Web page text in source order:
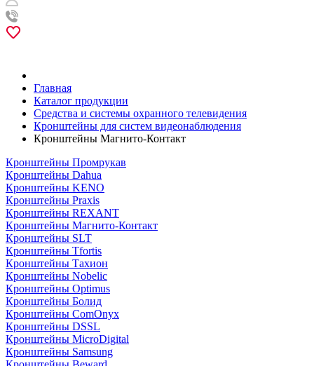
Главная
Каталог продукции
Средства и системы охранного телевидения
Кронштейны для систем видеонаблюдения
Кронштейны Магнито-Контакт
Кронштейны Промрукав
Кронштейны Dahua
Кронштейны KENO
Кронштейны Praxis
Кронштейны REXANT
Кронштейны Магнито-Контакт
Кронштейны SLT
Кронштейны Tfortis
Кронштейны Тахион
Кронштейны Nobelic
Кронштейны Optimus
Кронштейны Болид
Кронштейны ComOnyx
Кронштейны DSSL
Кронштейны MicroDigital
Кронштейны Samsung